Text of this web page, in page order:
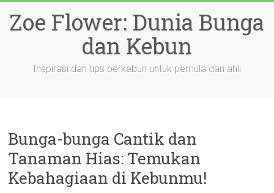
content
Zoe Flower: Dunia Bunga
dan Kebun
Inspirasi dan tips berkebun untuk pemula dan ahli
Bunga-bunga Cantik dan
Tanaman Hias: Temukan
Kebahagiaan di Kebunmu!